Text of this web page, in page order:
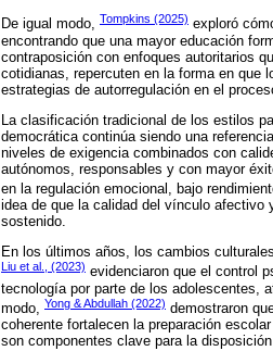
De igual modo, Tompkins (2025) exploró
encontrando que una mayor educación
contraposición con enfoques autoritarios
cotidianas, repercuten en la forma en que
estrategias de autorregulación en el
La clasificación tradicional de los estilos
democrática continúa siendo una
niveles de exigencia combinados con
autónomos, responsables y con mayor
en la regulación emocional, bajo
idea de que la calidad del vínculo afectivo
sostenido.
En los últimos años, los cambios
Liu et al., (2023) evidenciaron que el control
tecnología por parte de los adolescentes,
modo, Yong & Abdullah (2022) demostraron
coherente fortalecen la preparación
son componentes clave para la